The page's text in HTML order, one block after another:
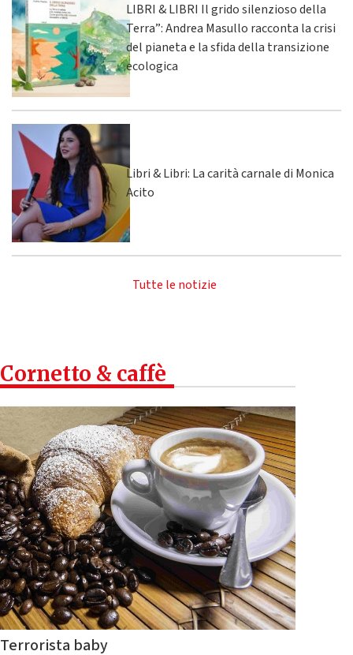
LIBRI & LIBRI Il grido silenzioso della
Terra”: Andrea Masullo racconta la crisi
del pianeta e la sfida della transizione
ecologica
Libri & Libri: La carità carnale di Monica
Acito
Tutte le notizie
Cornetto & caffè
Terrorista baby